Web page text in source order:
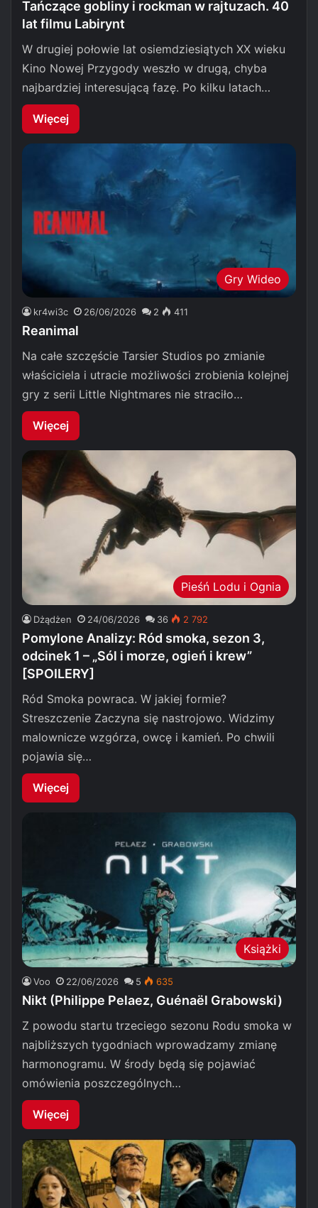
Tańczące gobliny i rockman w rajtuzach. 40
lat filmu Labirynt
W drugiej połowie lat osiemdziesiątych XX wieku
Kino Nowej Przygody weszło w drugą, chyba
najbardziej interesującą fazę. Po kilku latach…
Więcej
Gry Wideo
kr4wi3c 26/06/2026 2 411
Reanimal
Na całe szczęście Tarsier Studios po zmianie
właściciela i utracie możliwości zrobienia kolejnej
gry z serii Little Nightmares nie straciło…
Więcej
Pieśń Lodu i Ognia
Dżądżen 24/06/2026 36 2 792
Pomylone Analizy: Ród smoka, sezon 3,
odcinek 1 – „Sól i morze, ogień i krew”
[SPOILERY]
Ród Smoka powraca. W jakiej formie?
Streszczenie Zaczyna się nastrojowo. Widzimy
malownicze wzgórza, owcę i kamień. Po chwili
pojawia się…
Więcej
Książki
Voo 22/06/2026 5 635
Nikt (Philippe Pelaez, Guénaël Grabowski)
Z powodu startu trzeciego sezonu Rodu smoka w
najbliższych tygodniach wprowadzamy zmianę
harmonogramu. W środy będą się pojawiać
omówienia poszczególnych…
Więcej